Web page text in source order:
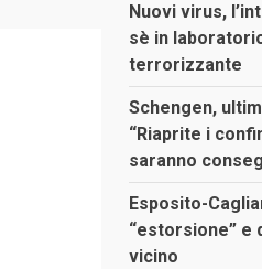
Nuovi virus,
sè in
terrorizzante
Schengen,
“Riaprite i
saranno
Esposito-
“estorsione” e
vicino